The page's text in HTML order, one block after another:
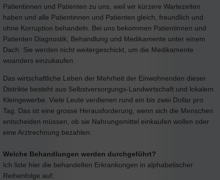
Patientinnen und Patienten zu uns, weil wir kürzere Wartezeiten
haben und alle Patientinnen und Patienten gleich, freundlich und
ohne Korruption behandeln. Bei uns bekommen Patientinnen und
Patienten Diagnostik, Behandlung und Medikamente unter einem
Dach. Sie werden nicht weitergeschickt, um die Medikamente
woanders einzukaufen.
Das wirtschaftliche Leben der Mehrheit der Einwohnenden dieser
Distrikte besteht aus Selbstversorgungs-Landwirtschaft und lokalem
Kleingewerbe. Viele Leute verdienen rund ein bis zwei Dollar pro
Tag. Das ist eine grosse Herausforderung, wenn sich die Menschen
entscheiden müssen, ob sie Nahrungsmittel einkaufen wollen oder
eine Arztrechnung bezahlen.
Welche Behandlungen werden durchgeführt?
Ich liste hier die behandelten Erkrankungen in alphabetischer
Reihenfolge auf: